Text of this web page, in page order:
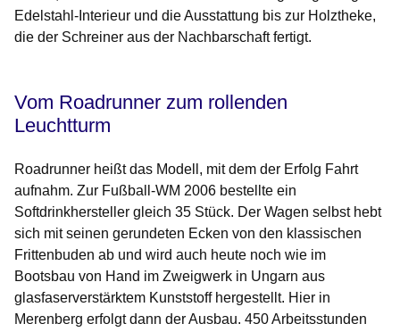
Edelstahl-Interieur und die Ausstattung bis zur Holztheke,
die der Schreiner aus der Nachbarschaft fertigt.
Vom Roadrunner zum rollenden
Leuchtturm
Roadrunner heißt das Modell, mit dem der Erfolg Fahrt
aufnahm. Zur Fußball-WM 2006 bestellte ein
Softdrinkhersteller gleich 35 Stück. Der Wagen selbst hebt
sich mit seinen gerundeten Ecken von den klassischen
Frittenbuden ab und wird auch heute noch wie im
Bootsbau von Hand im Zweigwerk in Ungarn aus
glasfaserverstärktem Kunststoff hergestellt. Hier in
Merenberg erfolgt dann der Ausbau. 450 Arbeitsstunden